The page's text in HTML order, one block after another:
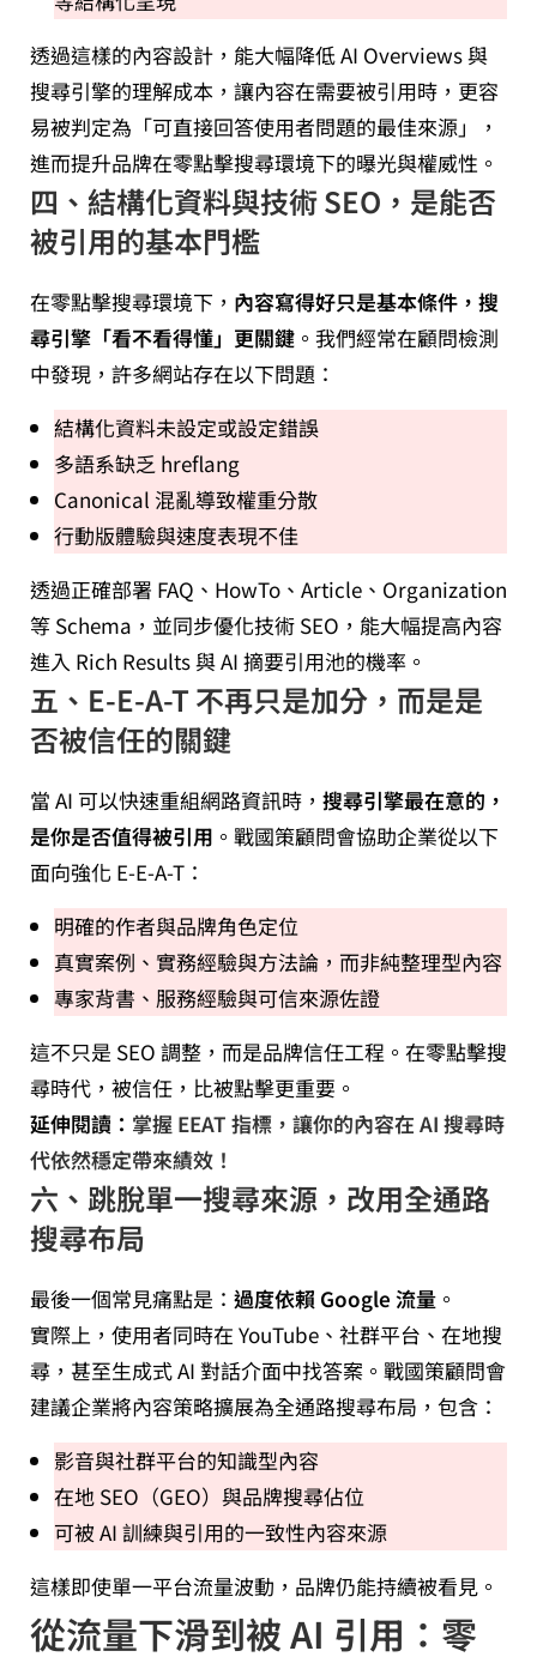
透過這樣的內容設計，能大幅降低 AI Overviews 與
搜尋引擎的理解成本，讓內容在需要被引用時，更容
易被判定為「可直接回答使用者問題的最佳來源」，
進而提升品牌在零點擊搜尋環境下的曝光與權威性。
四、結構化資料與技術 SEO，是能否
被引用的基本門檻
在零點擊搜尋環境下， 內容寫得好只是基本條件，搜
尋引擎「看不看得懂」更關鍵 。我們經常在顧問檢測
中發現，許多網站存在以下問題：
結構化資料未設定或設定錯誤
多語系缺乏 hreflang
Canonical 混亂導致權重分散
行動版體驗與速度表現不佳
透過正確部署 FAQ、HowTo、Article、Organization
等 Schema，並同步優化技術 SEO，能大幅提高內容
進入 Rich Results 與 AI 摘要引用池的機率。
五、E-E-A-T 不再只是加分，而是是
否被信任的關鍵
當 AI 可以快速重組網路資訊時， 搜尋引擎最在意的，
是你是否值得被引用 。戰國策顧問會協助企業從以下
面向強化 E-E-A-T：
明確的作者與品牌角色定位
真實案例、實務經驗與方法論，而非純整理型內容
專家背書、服務經驗與可信來源佐證
這不只是 SEO 調整，而是品牌信任工程。在零點擊搜
尋時代，被信任，比被點擊更重要。
延伸閱讀： 掌握 EEAT 指標，讓你的內容在 AI 搜尋時
代依然穩定帶來績效！
六、跳脫單一搜尋來源，改用全通路
搜尋布局
最後一個常見痛點是： 過度依賴 Google 流量 。
實際上，使用者同時在 YouTube、社群平台、在地搜
尋，甚至生成式 AI 對話介面中找答案。戰國策顧問會
建議企業將內容策略擴展為全通路搜尋布局，包含：
影音與社群平台的知識型內容
在地 SEO（GEO）與品牌搜尋佔位
可被 AI 訓練與引用的一致性內容來源
這樣即使單一平台流量波動，品牌仍能持續被看見。
從流量下滑到被 AI 引用：零